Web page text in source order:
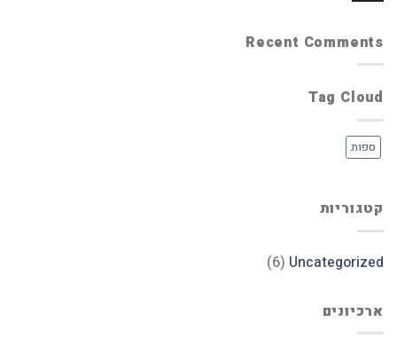
Recent Comments
Tag Cloud
ספות
קטגוריות
Uncategorized
(6)
ארכיונים